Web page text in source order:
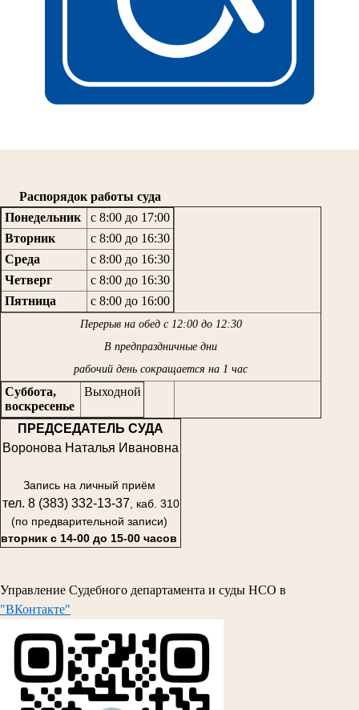
Распорядок работы суда
Понедельник
с 8:00 до 17:00
Вторник
с 8:00 до 16:30
Среда
с 8:00 до 16:30
Четверг
с 8:00 до 16:30
Пятница
с 8:00 до 16:00
Перерыв на обед с 12:00 до 12:30
В предпраздничные дни
рабочий день сокращается на 1 час
Суббота,
воскресенье
Выходной
ПРЕДСЕДАТЕЛЬ СУДА
Воронова Наталья Ивановна
Запись на личный приём
тел. 8 (383) 332-13-37 , каб. 310
(по предварительной записи)
вторник с 14-00 до 15-00 часов
Управление Судебного департамента и суды НСО в
"ВКонтакте"